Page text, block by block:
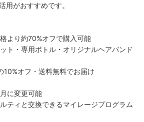
用がおすすめです。
より約70%オフで購入可能
ト・専用ボトル・オリジナルヘアバンド
10%オフ・送料無料でお届け
に変更可能
ティと交換できるマイレージプログラム